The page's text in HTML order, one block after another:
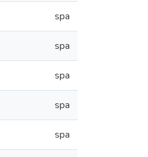
spa
spa
spa
spa
spa